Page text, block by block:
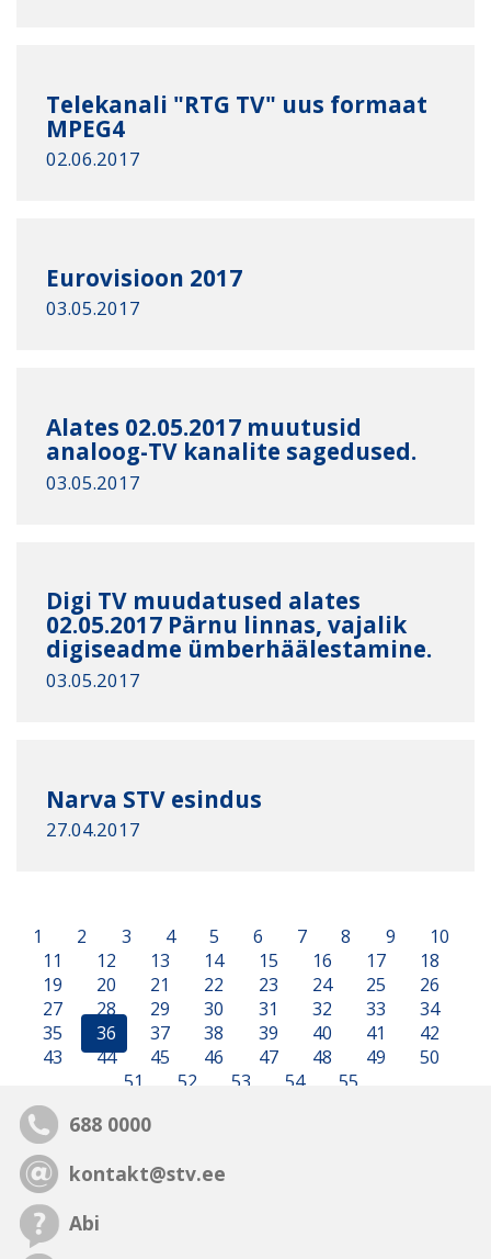
Telekanali "RTG TV" uus formaat
MPEG4
02.06.2017
Eurovisioon 2017
03.05.2017
Alates 02.05.2017 muutusid
analoog-TV kanalite sagedused.
03.05.2017
Digi TV muudatused alates
02.05.2017 Pärnu linnas, vajalik
digiseadme ümberhäälestamine.
03.05.2017
Narva STV esindus
27.04.2017
1 2 3 4 5 6 7 8 9
10
11
12 13 14 15 16 17
18
19
20 21 22 23 24 25
26
27
28 29 30 31 32 33
34
35
36 37 38 39 40 41
42
43
44 45 46 47 48 49
50
51
52 53 54 55
688 0000
kontakt@stv.ee
Abi